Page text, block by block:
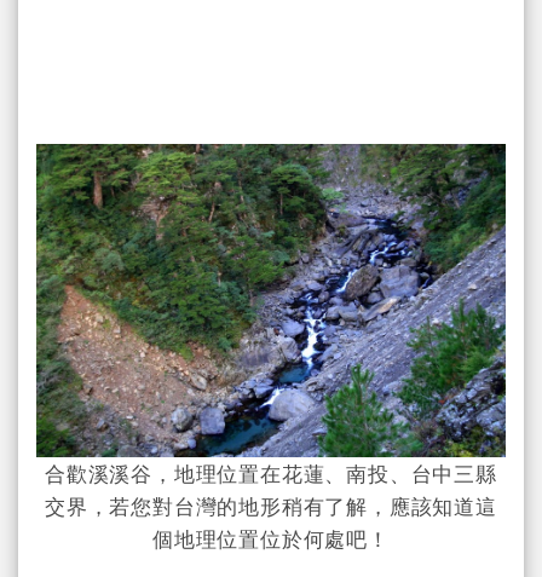
合歡溪溪谷，地理位置在花蓮、南投、台中三縣
交界，若您對台灣的地形稍有了解，應該知道這
個地理位置位於何處吧！